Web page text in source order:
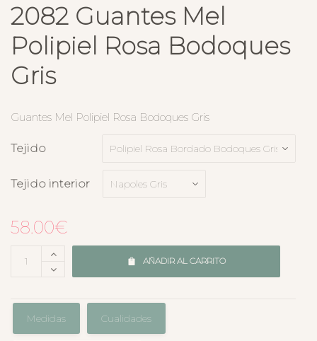
2082 Guantes Mel
Polipiel Rosa Bodoques
Gris
Guantes Mel Polipiel Rosa Bodoques Gris
Tejido
Tejido interior
58.00€
AÑADIR AL CARRITO
Medidas Cualidades